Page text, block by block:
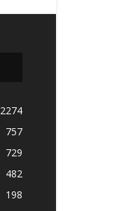
2274
757
729
482
198